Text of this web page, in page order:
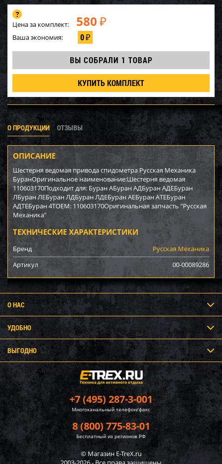
Цена за комплект: 580 ₽
Ваша экономия: 0₽
ВЫ СОБРАЛИ 1 ТОВАР
КУПИТЬ КОМПЛЕКТ
О ПРОДУКЦИИ ОТЗЫВЫ
ОПИСАНИЕ
Шестерня ведомая привода спидометра Русская Механика
БуранОригинальное наименование:Шестерня ведомая
110603170Подходит для: Буран АБуран АДБуран АДЕБуран
ЛБуран ЛЕБуран ЛДБуран ЛДЕБуран АЕБуран АТЕБуран
АДТЕБуран 4ТOEM: 110603170Оригинальная запчасть "Русская
Механика"
ТЕХНИЧЕСКИЕ ХАРАКТЕРИСТИКИ
Бренд
Русская Механика
Артикул
00-00089286
+7 (495) 287-3-001
Многоканальный телефон/факс
8 (800) 775-83-01
Бесплатный из регионов РФ
© Магазин E-TreX.ru
О НАС
УДОБНО
ВЫГОДНО